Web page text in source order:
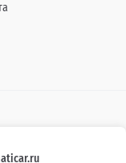
цветовой
сроках и условиях